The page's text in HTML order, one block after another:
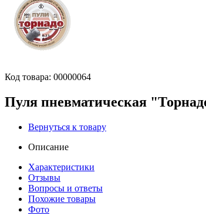
Код товара: 00000064
Пуля пневматическая
Вернуться к товару
Описание
Характеристики
Отзывы
Вопросы и ответы
Похожие товары
Фото